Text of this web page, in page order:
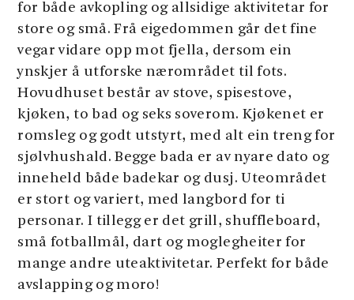
for både avkopling og allsidige aktivitetar for
store og små. Frå eigedommen går det fine
vegar vidare opp mot fjella, dersom ein
ynskjer å utforske nærområdet til fots.
Hovudhuset består av stove, spisestove,
kjøken, to bad og seks soverom. Kjøkenet er
romsleg og godt utstyrt, med alt ein treng for
sjølvhushald. Begge bada er av nyare dato og
inneheld både badekar og dusj. Uteområdet
er stort og variert, med langbord for ti
personar. I tillegg er det grill, shuffleboard,
små fotballmål, dart og moglegheiter for
mange andre uteaktivitetar. Perfekt for både
avslapping og moro!